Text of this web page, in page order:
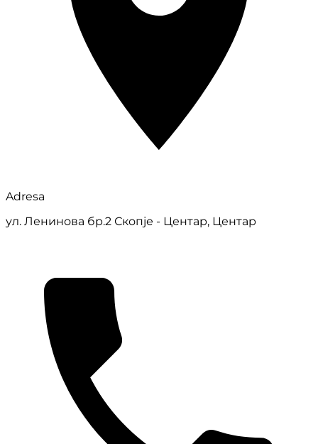
Adresa
ул. Ленинова бр.2 Скопје - Центар, Центар